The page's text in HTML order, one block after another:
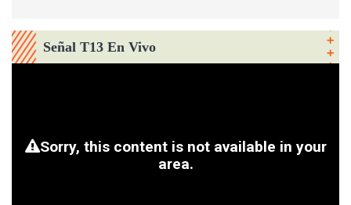
Señal T13 En Vivo